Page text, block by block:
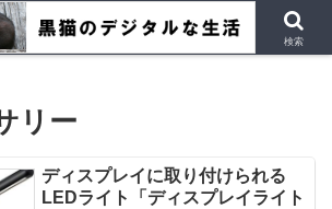
ジタルデバイス、Ubuntu など
リー
ディスプレイに取り付けられる
LEDライト「ディスプレイライト
検索